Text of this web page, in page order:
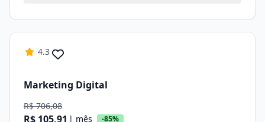
4.3
Marketing Digital
R$ 706,08
R$ 105,91 | mês -85%